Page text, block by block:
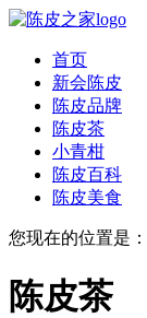
首页
新会陈皮
陈皮品牌
陈皮茶
小青柑
陈皮百科
陈皮美食
您现在的位置是：
陈皮茶